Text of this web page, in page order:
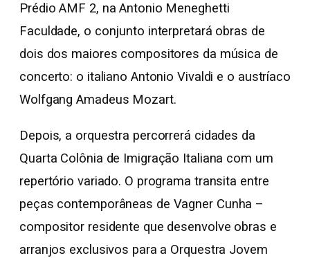
Prédio AMF 2, na Antonio Meneghetti
Faculdade, o conjunto interpretará obras de
dois dos maiores compositores da música de
concerto: o italiano Antonio Vivaldi e o austríaco
Wolfgang Amadeus Mozart.
Depois, a orquestra percorrerá cidades da
Quarta Colônia de Imigração Italiana com um
repertório variado. O programa transita entre
peças contemporâneas de Vagner Cunha –
compositor residente que desenvolve obras e
arranjos exclusivos para a Orquestra Jovem